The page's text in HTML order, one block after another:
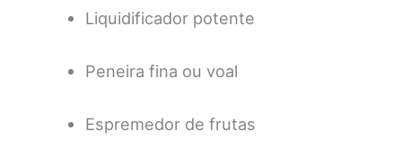
Liquidificador potente
Peneira fina ou voal
Espremedor de frutas